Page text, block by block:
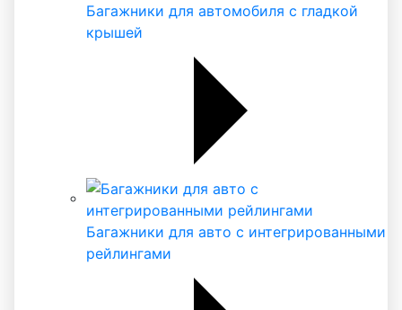
Багажники для автомобиля с гладкой
крышей
Багажники для авто с интегрированными
рейлингами